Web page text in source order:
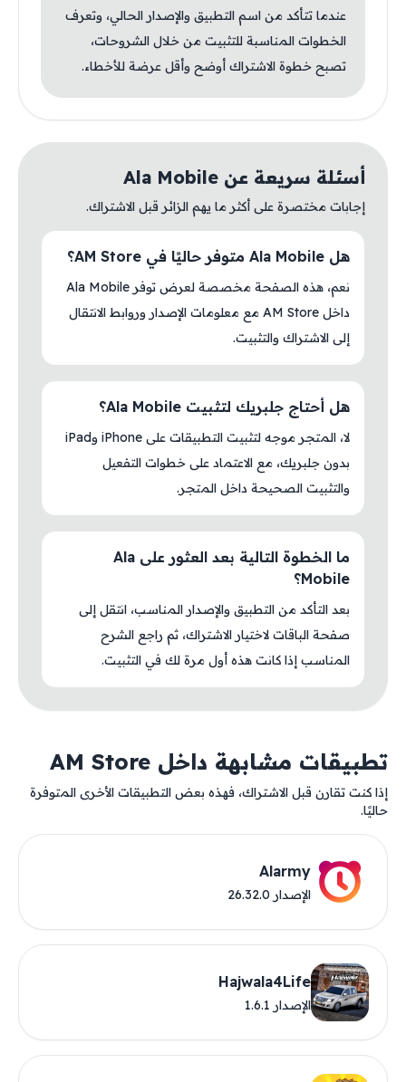
عندما تتأكد من اسم التطبيق والإصدار الحالي، وتعرف
الخطوات المناسبة للتثبيت من خلال الشروحات،
تصبح خطوة الاشتراك أوضح وأقل عرضة للأخطاء.
أسئلة سريعة عن Ala Mobile
إجابات مختصرة على أكثر ما يهم الزائر قبل الاشتراك.
هل Ala Mobile متوفر حاليًا في AM Store؟
نعم، هذه الصفحة مخصصة لعرض توفر Ala Mobile
داخل AM Store مع معلومات الإصدار وروابط الانتقال
إلى الاشتراك والتثبيت.
هل أحتاج جلبريك لتثبيت Ala Mobile؟
لا، المتجر موجه لتثبيت التطبيقات على iPhone وiPad
بدون جلبريك، مع الاعتماد على خطوات التفعيل
والتثبيت الصحيحة داخل المتجر.
ما الخطوة التالية بعد العثور على Ala
Mobile؟
بعد التأكد من التطبيق والإصدار المناسب، انتقل إلى
صفحة الباقات لاختيار الاشتراك، ثم راجع الشرح
المناسب إذا كانت هذه أول مرة لك في التثبيت.
تطبيقات مشابهة داخل AM Store
إذا كنت تقارن قبل الاشتراك، فهذه بعض التطبيقات الأخرى المتوفرة
حاليًا.
Alarmy
الإصدار 26.32.0
Hajwala4Life
الإصدار 1.6.1